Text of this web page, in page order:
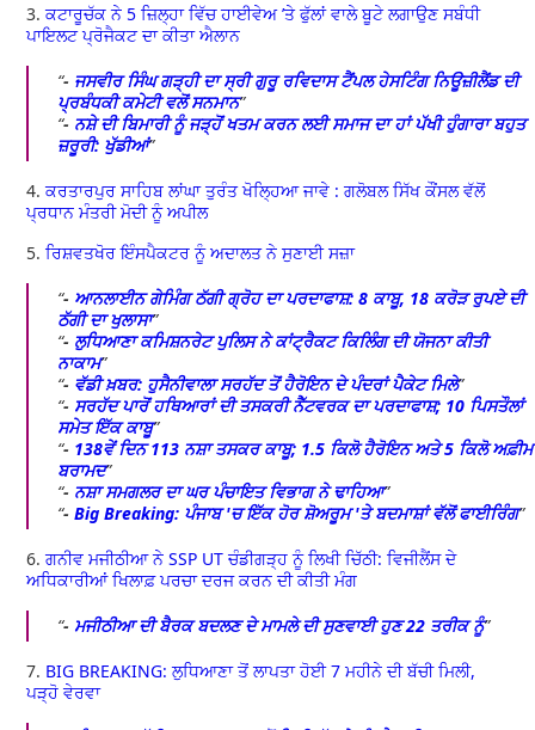
3.ਕਟਾਰੂਚੱਕ ਨੇ 5 ਜ਼ਿਲ੍ਹਾ ਵਿੱਚ ਹਾਈਵੇਅ ’ਤੇ ਫੁੱਲਾਂ ਵਾਲੇ ਬੂਟੇ ਲਗਾਉਣ ਸਬੰਧੀ
ਪਾਇਲਟ ਪ੍ਰੋਜੈਕਟ ਦਾ ਕੀਤਾ ਐਲਾਨ
- ਜਸਵੀਰ ਸਿੰਘ ਗੜ੍ਹੀ ਦਾ ਸ੍ਰੀ ਗੁਰੂ ਰਵਿਦਾਸ ਟੈਂਪਲ ਹੇਸਟਿੰਗ ਨਿਊਜ਼ੀਲੈਂਡ ਦੀ
ਪ੍ਰਬੰਧਕੀ ਕਮੇਟੀ ਵਲੋਂ ਸਨਮਾਨ
- ਨਸ਼ੇ ਦੀ ਬਿਮਾਰੀ ਨੂੰ ਜੜ੍ਹੋਂ ਖਤਮ ਕਰਨ ਲਈ ਸਮਾਜ ਦਾ ਹਾਂ ਪੱਖੀ ਹੁੰਗਾਰਾ ਬਹੁਤ
ਜ਼ਰੂਰੀ: ਖੁੱਡੀਆਂ
4.ਕਰਤਾਰਪੁਰ ਸਾਹਿਬ ਲਾਂਘਾ ਤੁਰੰਤ ਖੋਲ੍ਹਿਆ ਜਾਵੇ : ਗਲੋਬਲ ਸਿੱਖ ਕੌਂਸਲ ਵੱਲੋਂ
ਪ੍ਰਧਾਨ ਮੰਤਰੀ ਮੋਦੀ ਨੂੰ ਅਪੀਲ
5.ਰਿਸ਼ਵਤਖੋਰ ਇੰਸਪੈਕਟਰ ਨੂੰ ਅਦਾਲਤ ਨੇ ਸੁਣਾਈ ਸਜ਼ਾ
- ਆਨਲਾਈਨ ਗੇਮਿੰਗ ਠੱਗੀ ਗ੍ਰੋਹ ਦਾ ਪਰਦਾਫਾਸ਼: 8 ਕਾਬੂ, 18 ਕਰੋੜ ਰੁਪਏ ਦੀ
ਠੱਗੀ ਦਾ ਖੁਲਾਸਾ
- ਲੁਧਿਆਣਾ ਕਮਿਸ਼ਨਰੇਟ ਪੁਲਿਸ ਨੇ ਕਾਂਟ੍ਰੈਕਟ ਕਿਲਿੰਗ ਦੀ ਯੋਜਨਾ ਕੀਤੀ
ਨਾਕਾਮ
- ਵੱਡੀ ਖ਼ਬਰ: ਹੁਸੈਨੀਵਾਲਾ ਸਰਹੱਦ ਤੋਂ ਹੈਰੋਇਨ ਦੇ ਪੰਦਰਾਂ ਪੈਕੇਟ ਮਿਲੇ
- ਸਰਹੱਦ ਪਾਰੋਂ ਹਥਿਆਰਾਂ ਦੀ ਤਸਕਰੀ ਨੈੱਟਵਰਕ ਦਾ ਪਰਦਾਫਾਸ਼; 10 ਪਿਸਤੌਲਾਂ
ਸਮੇਤ ਇੱਕ ਕਾਬੂ
- 138ਵੇਂ ਦਿਨ 113 ਨਸ਼ਾ ਤਸਕਰ ਕਾਬੂ; 1.5 ਕਿਲੋ ਹੈਰੋਇਨ ਅਤੇ 5 ਕਿਲੋ ਅਫ਼ੀਮ
ਬਰਾਮਦ
- ਨਸ਼ਾ ਸਮਗਲਰ ਦਾ ਘਰ ਪੰਚਾਇਤ ਵਿਭਾਗ ਨੇ ਢਾਹਿਆ
-Big Breaking: ਪੰਜਾਬ 'ਚ ਇੱਕ ਹੋਰ ਸ਼ੋਅਰੂਮ 'ਤੇ ਬਦਮਾਸ਼ਾਂ ਵੱਲੋਂ ਫਾਈਰਿੰਗ
6.ਗਨੀਵ ਮਜੀਠੀਆ ਨੇ SSP UT ਚੰਡੀਗੜ੍ਹ ਨੂੰ ਲਿਖੀ ਚਿੱਠੀ: ਵਿਜੀਲੈਂਸ ਦੇ
ਅਧਿਕਾਰੀਆਂ ਖਿਲਾਫ਼ ਪਰਚਾ ਦਰਜ ਕਰਨ ਦੀ ਕੀਤੀ ਮੰਗ
- ਮਜੀਠੀਆ ਦੀ ਬੈਰਕ ਬਦਲਣ ਦੇ ਮਾਮਲੇ ਦੀ ਸੁਣਵਾਈ ਹੁਣ 22 ਤਰੀਕ ਨੂੰ
7. BIG BREAKING: ਲੁਧਿਆਣਾ ਤੋਂ ਲਾਪਤਾ ਹੋਈ 7 ਮਹੀਨੇ ਦੀ ਬੱਚੀ ਮਿਲੀ,
ਪੜ੍ਹੋ ਵੇਰਵਾ